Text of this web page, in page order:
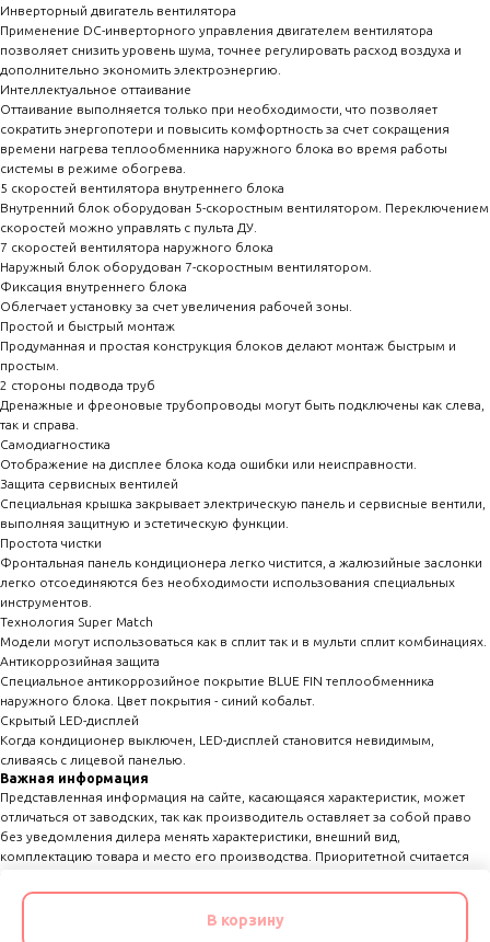
В корзину
Инверторный двигатель вентилятора
Применение DC-инверторного управления двигателем вентилятора
позволяет снизить уровень шума, точнее регулировать расход воздуха и
дополнительно экономить электроэнергию.
Интеллектуальное оттаивание
Оттаивание выполняется только при необходимости, что позволяет
сократить энергопотери и повысить комфортность за счет сокращения
времени нагрева теплообменника наружного блока во время работы
системы в режиме обогрева.
5 скоростей вентилятора внутреннего блока
Внутренний блок оборудован 5-скоростным вентилятором. Переключением
скоростей можно управлять с пульта ДУ.
7 скоростей вентилятора наружного блока
Наружный блок оборудован 7-скоростным вентилятором.
Фиксация внутреннего блока
Облегчает установку за счет увеличения рабочей зоны.
Простой и быстрый монтаж
Продуманная и простая конструкция блоков делают монтаж быстрым и
простым.
2 стороны подвода труб
Дренажные и фреоновые трубопроводы могут быть подключены как слева,
так и справа.
Самодиагностика
Отображение на дисплее блока кода ошибки или неисправности.
Защита сервисных вентилей
Специальная крышка закрывает электрическую панель и сервисные вентили,
выполняя защитную и эстетическую функции.
Простота чистки
Фронтальная панель кондиционера легко чистится, а жалюзийные заслонки
легко отсоединяются без необходимости использования специальных
инструментов.
Технология Super Match
Модели могут использоваться как в сплит так и в мульти сплит комбинациях.
Антикоррозийная защита
Специальное антикоррозийное покрытие BLUE FIN теплообменника
наружного блока. Цвет покрытия - синий кобальт.
Скрытый LED-дисплей
Когда кондиционер выключен, LED-дисплей становится невидимым,
сливаясь с лицевой панелью.
Важная информация
Представленная информация на сайте, касающаяся характеристик, может
отличаться от заводских, так как производитель оставляет за собой право
без уведомления дилера менять характеристики, внешний вид,
комплектацию товара и место его производства. Приоритетной считается
поставляемой вместе с товаром.